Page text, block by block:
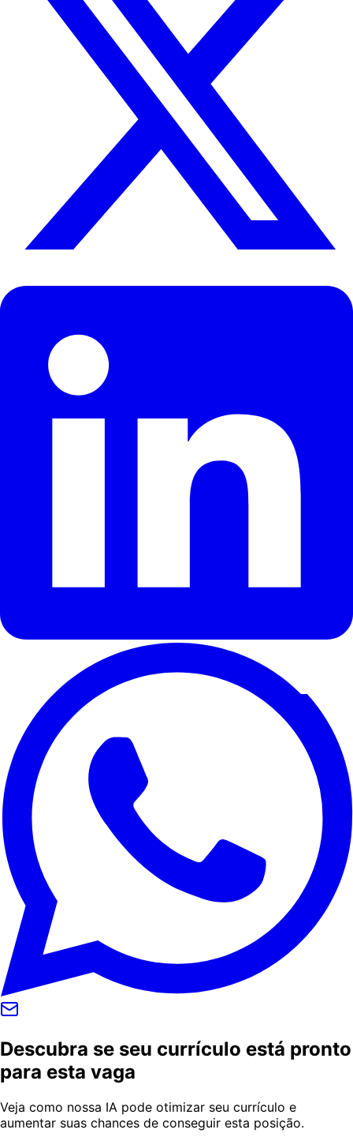
Descubra se seu currículo está pronto
para esta vaga
Veja como nossa IA pode otimizar seu currículo e
aumentar suas chances de conseguir esta posição.